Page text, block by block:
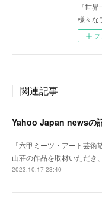
『世
様々な
フ
関連記事
「六甲ミーツ・アート芸
山荘の作品を取材いただ
2023.10.17 23:40